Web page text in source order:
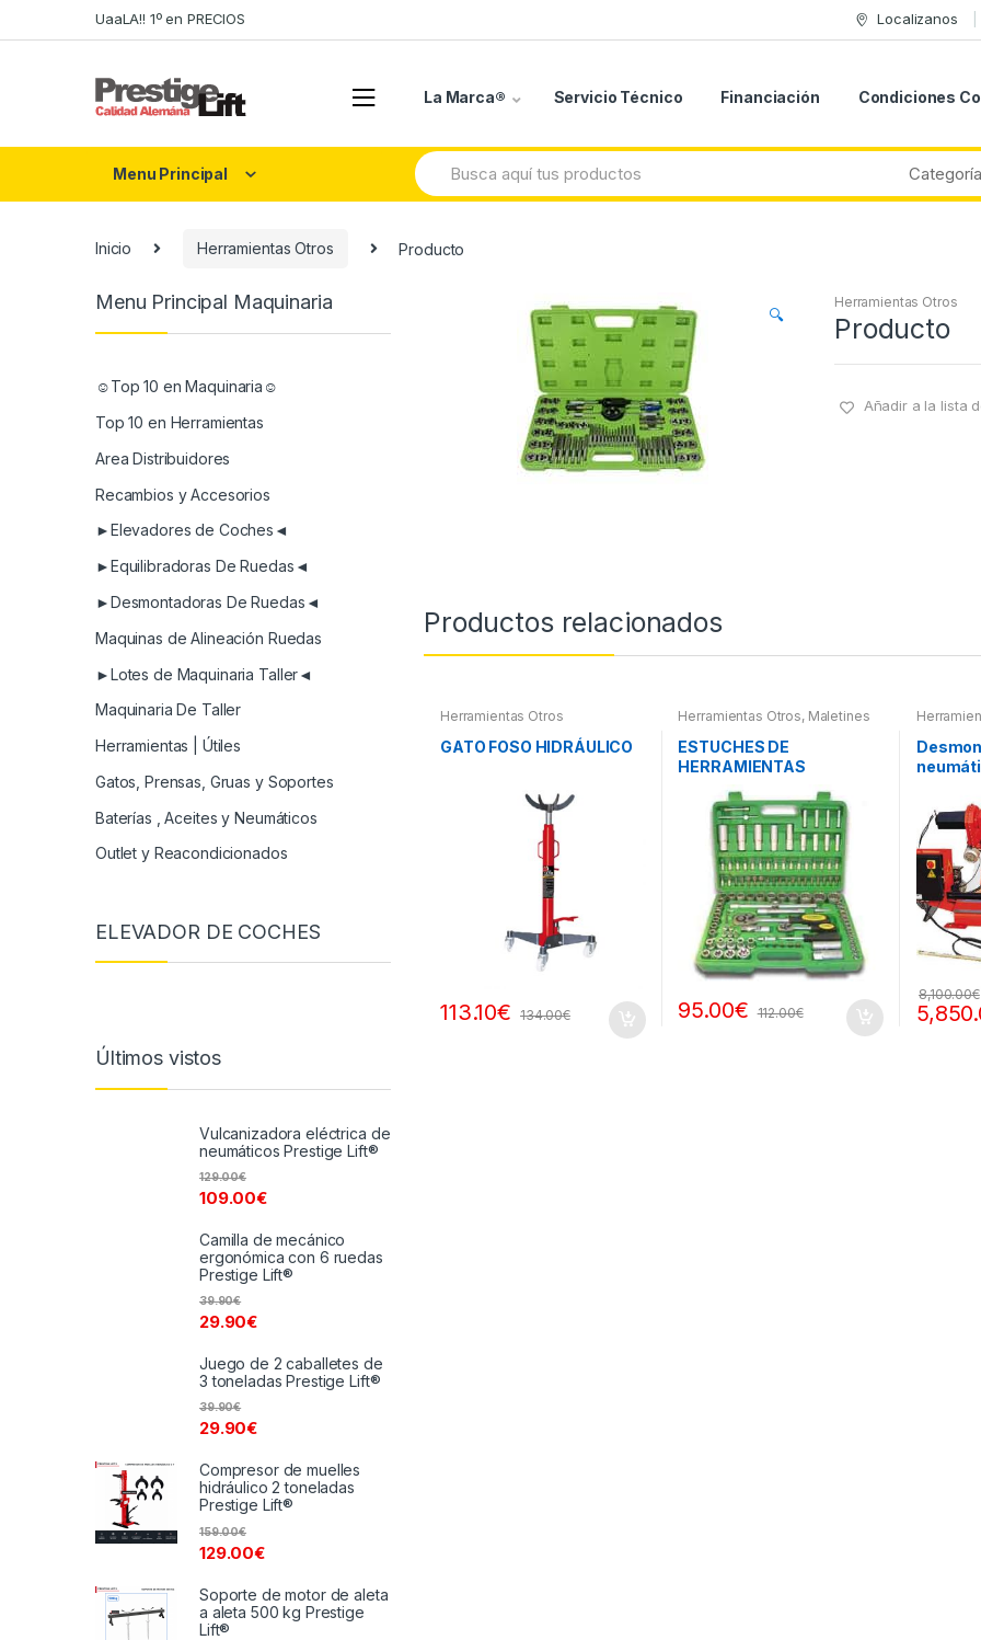
to
to
UaaLA!! 1º en PRECIOS Localizanos
La Marca® Servicio Técnico Financiación Condiciones
Menu Principal
Search
for:
Inicio Herramientas Otros Producto
🔍
Herramientas Otros
Producto
Añadir a la lista
Productos relacionados
Herramientas Otros
GATO FOSO HIDRÁULICO
113.10€ 134.00€
Herramientas Otros, Maletines
Compresímetros, otros
ESTUCHES DE
HERRAMIENTAS
95.00€ 112.00€
8,100.00€
Menu Principal Maquinaria
☺Top 10 en Maquinaria☺
Top 10 en Herramientas
Area Distribuidores
Recambios y Accesorios
►Elevadores de Coches◄
►Equilibradoras De Ruedas◄
►Desmontadoras De Ruedas◄
Maquinas de Alineación Ruedas
►Lotes de Maquinaria Taller◄
Maquinaria De Taller
Herramientas | Útiles
Gatos, Prensas, Gruas y Soportes
Baterías , Aceites y Neumáticos
Outlet y Reacondicionados
ELEVADOR DE COCHES
Últimos vistos
Vulcanizadora eléctrica de
neumáticos Prestige Lift®
109.00€
129.00€
Camilla de mecánico
ergonómica con 6 ruedas
Prestige Lift®
29.90€
39.90€
Juego de 2 caballetes de
3 toneladas Prestige Lift®
29.90€
39.90€
Compresor de muelles
hidráulico 2 toneladas
Prestige Lift®
129.00€
159.00€
Soporte de motor de aleta
a aleta 500 kg Prestige
Lift®